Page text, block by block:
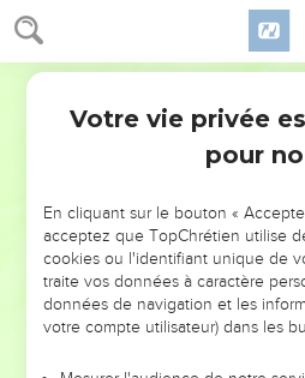
Matthieu 6
votre Père céleste les nourrit. Ne
plus qu'eux ?
Qui de vous, par ses
Et pourquoi vous inquiéter au
comment poussent les plus belles
cependant je vous dis que
sa gloire, n'a pas eu d’aussi
Si Dieu habille ainsi l'herbe des
aujourd'hui et qui demain sera
Votre vie privée
pour
En cliquant sur le bouton «
acceptez que TopChrétien utilise
cookies ou l'identifiant unique de
traite vos données à caractère
données de navigation et les
votre compte utilisateur) dans les